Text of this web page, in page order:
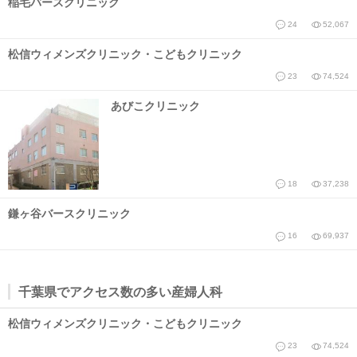
稲毛バースクリニック
24 52,067
松信ウィメンズクリニック・こどもクリニック
23 74,524
あびこクリニック
18 37,238
鎌ヶ谷バースクリニック
16 69,937
千葉県でアクセス数の多い産婦人科
松信ウィメンズクリニック・こどもクリニック
23 74,524